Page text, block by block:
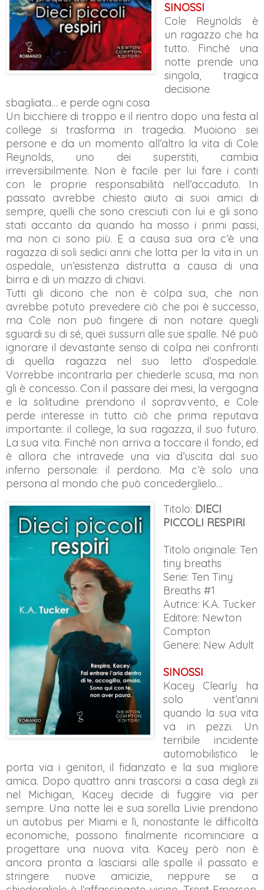
SINOSSI
Cole Reynolds è
un ragazzo che ha
tutto. Finché una
notte prende una
singola, tragica
decisione
sbagliata… e perde ogni cosa
Un bicchiere di troppo e il rientro dopo una festa al
college si trasforma in tragedia. Muoiono sei
persone e da un momento all’altro la vita di Cole
Reynolds, uno dei superstiti, cambia
irreversibilmente. Non è facile per lui fare i conti
con le proprie responsabilità nell’accaduto. In
passato avrebbe chiesto aiuto ai suoi amici di
sempre, quelli che sono cresciuti con lui e gli sono
stati accanto da quando ha mosso i primi passi,
ma non ci sono più. E a causa sua ora c’è una
ragazza di soli sedici anni che lotta per la vita in un
ospedale, un’esistenza distrutta a causa di una
birra e di un mazzo di chiavi.
Tutti gli dicono che non è colpa sua, che non
avrebbe potuto prevedere ciò che poi è successo,
ma Cole non può fingere di non notare quegli
sguardi su di sé, quei sussurri alle sue spalle. Né può
ignorare il devastante senso di colpa nei confronti
di quella ragazza nel suo letto d’ospedale.
Vorrebbe incontrarla per chiederle scusa, ma non
gli è concesso. Con il passare dei mesi, la vergogna
e la solitudine prendono il sopravvento, e Cole
perde interesse in tutto ciò che prima reputava
importante: il college, la sua ragazza, il suo futuro.
La sua vita. Finché non arriva a toccare il fondo, ed
è allora che intravede una via d’uscita dal suo
inferno personale: il perdono. Ma c’è solo una
persona al mondo che può concederglielo…
Titolo: DIECI
PICCOLI RESPIRI
Titolo originale: Ten
tiny breaths
Serie: Ten Tiny
Breaths #1
Autrice: K.A. Tucker
Editore: Newton
Compton
Genere: New Adult
SINOSSI
Kacey Clearly ha
solo vent’anni
quando la sua vita
va in pezzi. Un
terribile incidente
automobilistico le
porta via i genitori, il fidanzato e la sua migliore
amica. Dopo quattro anni trascorsi a casa degli zii
nel Michigan, Kacey decide di fuggire via per
sempre. Una notte lei e sua sorella Livie prendono
un autobus per Miami e lì, nonostante le difficoltà
economiche, possono finalmente ricominciare a
progettare una nuova vita. Kacey però non è
ancora pronta a lasciarsi alle spalle il passato e
stringere nuove amicizie, neppure se a